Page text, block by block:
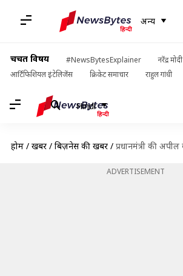
अन्य
चर्चित विषय #NewsBytesExplainer
नरेंद्र मोदी
आर्टिफिशियल इंटेलिजेंस
क्रिकेट समाचार राहुल गांधी
Hindi
होम / खबरें / बिज़नेस की खबरें / प्रधानमंत्री की अपील के बाद
ADVERTISEMENT